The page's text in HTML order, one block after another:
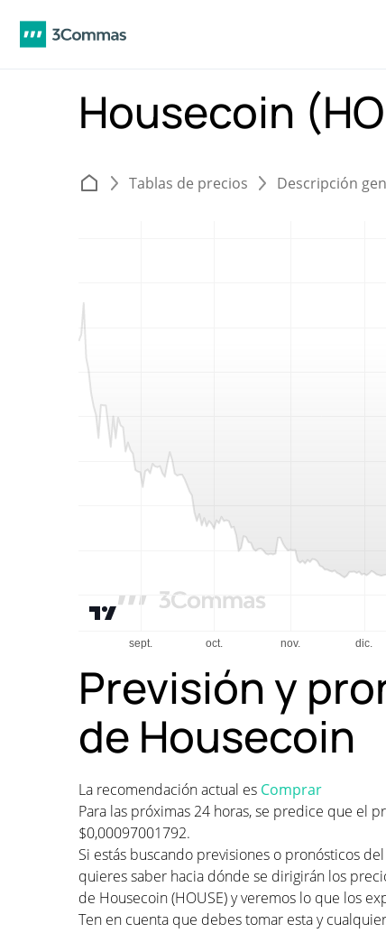
Housecoin
Tablas de precios Descripción
Previsión y
de Housecoin
La recomendación actual es Comprar
Para las próximas 24 horas, se predice que el
$0,00097001792.
Si estás buscando previsiones o pronósticos
quieres saber hacia dónde se dirigirán los
de Housecoin (HOUSE) y veremos lo que los
Ten en cuenta que debes tomar esta y